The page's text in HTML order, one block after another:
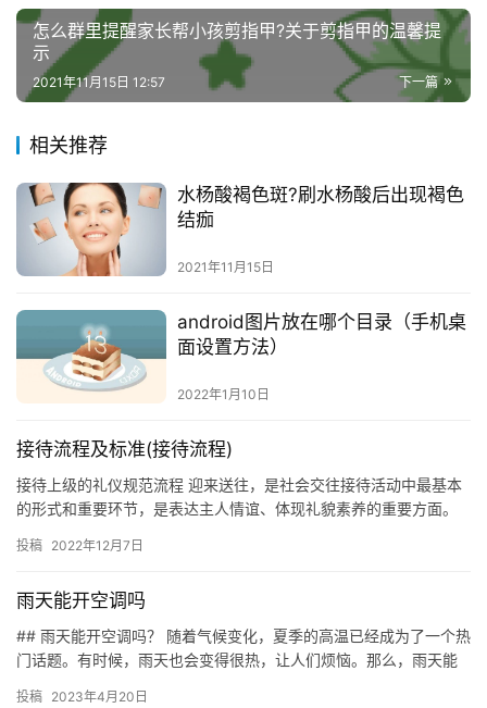
怎么群里提醒家长帮小孩剪指甲?关于剪指甲的温馨提
示
下一篇
2021年11月15日 12:57
相关推荐
水杨酸褐色斑?刷水杨酸后出现褐色
结痂
2021年11月15日
android图片放在哪个目录（手机桌
面设置方法）
2022年1月10日
接待流程及标准(接待流程)
接待上级的礼仪规范流程 迎来送往，是社会交往接待活动中最基本
的形式和重要环节，是表达主人情谊、体现礼貌素养的重要方面。
待礼…
投稿 2022年12月7日
雨天能开空调吗
## 雨天能开空调吗？ 随着气候变化，夏季的高温已经成为了一个热
门话题。有时候，雨天也会变得很热，让人们烦恼。那么，雨天能
投稿 2023年4月20日